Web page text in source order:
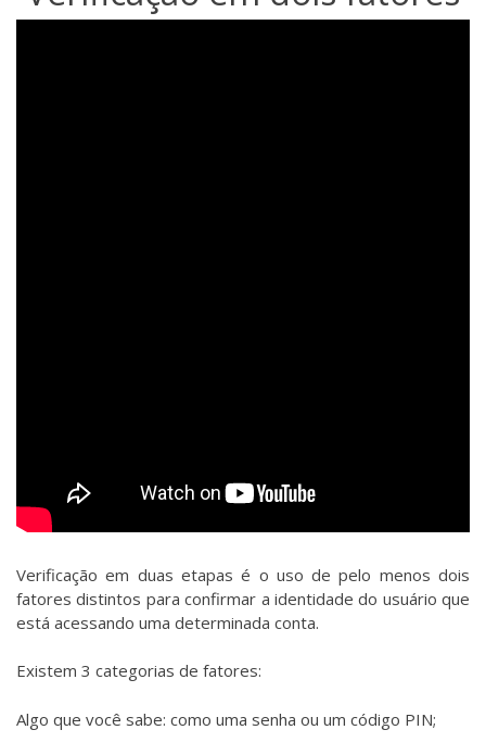
Verificação em duas etapas é o uso de pelo menos dois
fatores distintos para confirmar a identidade do usuário que
está acessando uma determinada conta.
Existem 3 categorias de fatores:
Algo que você sabe: como uma senha ou um código PIN;